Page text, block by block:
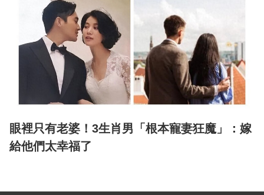
眼裡只有老婆！3生肖男「根本寵妻狂魔」：嫁
給他們太幸福了